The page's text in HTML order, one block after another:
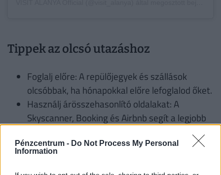
Pénzcentrum - Do Not Process My Personal
Information
Tippek az olcsó utazáshoz
Foglalj előre: A repülőjegyek és szállások
olcsóbbak, ha hónapokkal előre lefoglalod őket.
Használj árösszehasonlító oldalakat: A
Skyscanner, Booking és Airbnb segít a legjobb
Válassz szezonon kívüli időszakot: Június eleje